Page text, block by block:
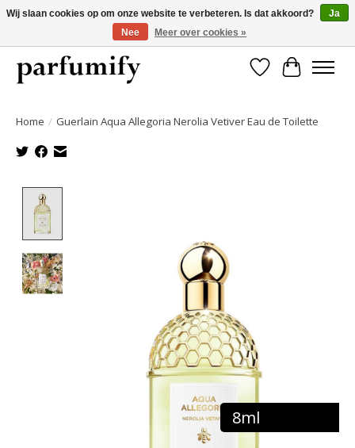
750+ Geuren | Gratis verzending | Maandelijks opzegbaar
Verlanglijst
Home / Guerlain Aqua Allegoria Nerolia Vetiver Eau de Toilette
8ml
Wij slaan cookies op om onze website te verbeteren. Is dat akkoord?
Ja
Nee
Meer over cookies »